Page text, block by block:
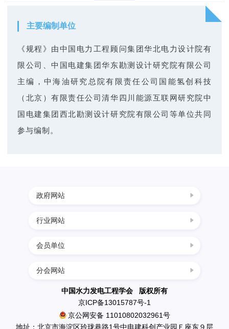
党
建
主要编制单位
《规程》由中国电力工程顾问集团华北电力设计院有
限公司、中国电建集团华东勘测设计研究院有限公司
主编，中海油研究总院有限责任公司国能氢创科技
（北京）有限责任公司清华四川能源互联网研究院中
国电建集团西北勘测设计研究院有限公司等单位共同
参与编制。
政府网站
生态环境部
住房和城乡建设部
行业网站
会员单位
中国葛洲坝集团三峡建设工程有限公司
南水北调工程设计管理中心
中国水利水电出版社
英大传媒投资集团有限公司
分会网站
中国水力发电工程学会 版权所有
京ICP备13015787号-1
京公网安备 11010802032961号
地址：北京市海淀区玲珑巷路1号中电建科创产业园Ｅ座东９层